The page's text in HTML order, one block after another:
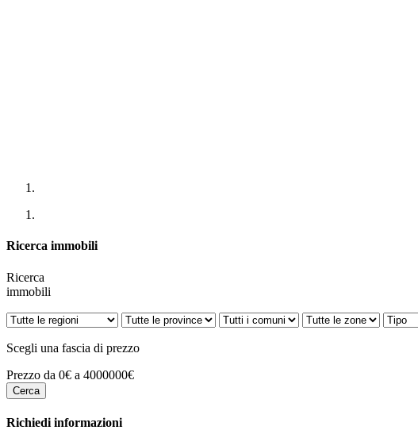
Ricerca immobili
Ricerca
immobili
Scegli una fascia di prezzo
Prezzo da 0€ a 4000000€
Richiedi informazioni